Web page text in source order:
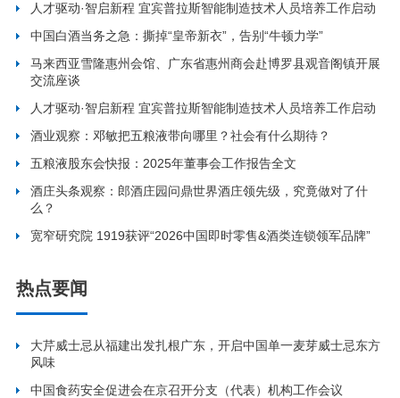
人才驱动·智启新程 宜宾普拉斯智能制造技术人员培养工作启动
中国白酒当务之急：撕掉“皇帝新衣”，告别“牛顿力学”
马来西亚雪隆惠州会馆、广东省惠州商会赴博罗县观音阁镇开展
交流座谈
人才驱动·智启新程 宜宾普拉斯智能制造技术人员培养工作启动
酒业观察：邓敏把五粮液带向哪里？社会有什么期待？
五粮液股东会快报：2025年董事会工作报告全文
酒庄头条观察：郎酒庄园问鼎世界酒庄领先级，究竟做对了什
么？
宽窄研究院 1919获评“2026中国即时零售&酒类连锁领军品牌”
热点要闻
大芹威士忌从福建出发扎根广东，开启中国单一麦芽威士忌东方
风味
中国食药安全促进会在京召开分支（代表）机构工作会议